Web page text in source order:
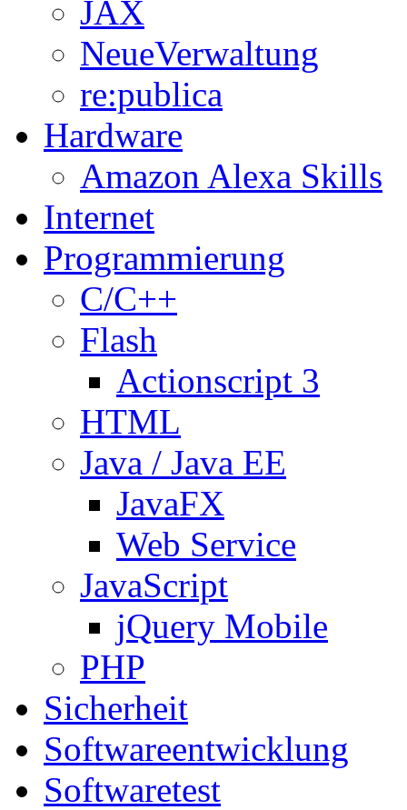
JAX
NeueVerwaltung
re:publica
Hardware
Amazon Alexa Skills
Internet
Programmierung
C/C++
Flash
Actionscript 3
HTML
Java / Java EE
JavaFX
Web Service
JavaScript
jQuery Mobile
PHP
Sicherheit
Softwareentwicklung
Softwaretest